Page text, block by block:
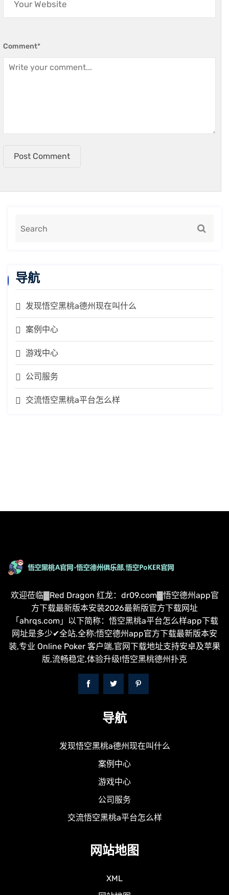
Comment*
Post Comment
导航
发现悟空黑桃a德州现在叫什么
案例中心
游戏中心
公司服务
交流悟空黑桃a平台怎么样
欢迎莅临▓Red Dragon 红龙：dr09.com▓悟空德州app官
方下载最新版本安装2026最新版官方下载网址
「ahrqs.com」以下简称：悟空黑桃a平台怎么样app下载
网址是多少✔全站,全称:悟空德州app官方下载最新版本安
装,专业 Online Poker 客户端,官网下载地址支持安卓及苹果
版,流畅稳定,体验升级!悟空黑桃德州扑克
导航
发现悟空黑桃a德州现在叫什么
案例中心
游戏中心
公司服务
交流悟空黑桃a平台怎么样
网站地图
XML